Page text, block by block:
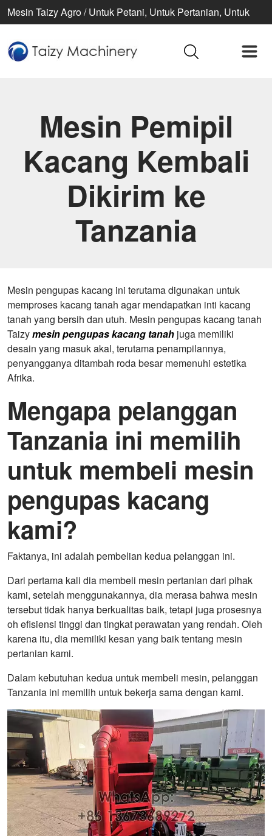
Mesin Taizy Agro / Untuk Petani, Untuk Pertanian, Untuk
Mesin Pemipil
Kacang Kembali
Dikirim ke
Tanzania
Mesin pengupas kacang ini terutama digunakan untuk
memproses kacang tanah agar mendapatkan inti kacang
tanah yang bersih dan utuh. Mesin pengupas kacang tanah
Taizymesin pengupas kacang tanah juga memiliki
desain yang masuk akal, terutama penampilannya,
penyangganya ditambah roda besar memenuhi estetika
Afrika.
Mengapa pelanggan
Tanzania ini memilih
untuk membeli mesin
pengupas kacang
kami?
Faktanya, ini adalah pembelian kedua pelanggan ini.
Dari pertama kali dia membeli mesin pertanian dari pihak
kami, setelah menggunakannya, dia merasa bahwa mesin
tersebut tidak hanya berkualitas baik, tetapi juga prosesnya
oh efisiensi tinggi dan tingkat perawatan yang rendah. Oleh
karena itu, dia memiliki kesan yang baik tentang mesin
pertanian kami.
Dalam kebutuhan kedua untuk membeli mesin, pelanggan
Tanzania ini memilih untuk bekerja sama dengan kami.